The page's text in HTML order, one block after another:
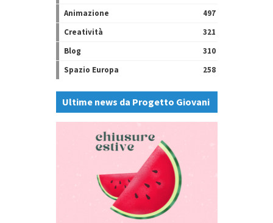
Animazione
497
Creatività
321
Blog
310
Spazio Europa
258
Ultime news da Progetto Giovani